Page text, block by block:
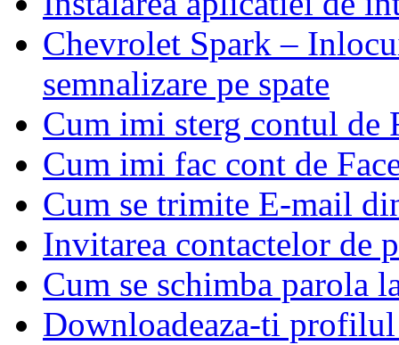
Chevrolet Spark –
semnalizare pe spate
Cum imi sterg contul de
Cum imi fac cont de
Cum se trimite E-mail
Invitarea contactelor de
Cum se schimba parola
Downloadeaza-ti